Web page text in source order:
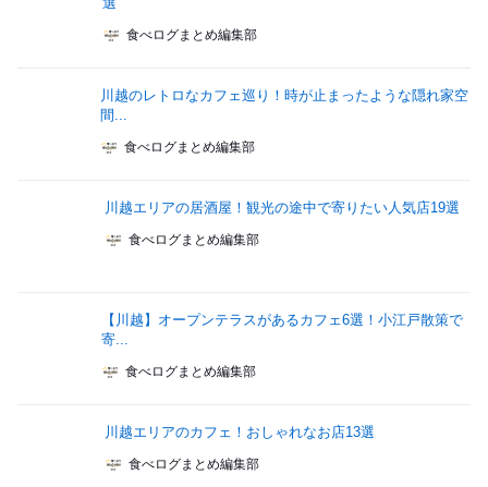
食べログまとめ編集部
川越のレトロなカフェ巡り！時が止まったような隠れ家空
間...
食べログまとめ編集部
川越エリアの居酒屋！観光の途中で寄りたい人気店19選
食べログまとめ編集部
【川越】オープンテラスがあるカフェ6選！小江戸散策で
寄...
食べログまとめ編集部
川越エリアのカフェ！おしゃれなお店13選
食べログまとめ編集部